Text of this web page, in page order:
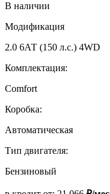
В наличии
Модификация
2.0 6АТ (150 л.с.) 4WD
Комплектация:
Comfort
Коробка:
Автоматическая
Тип двигателя:
Бензиновый